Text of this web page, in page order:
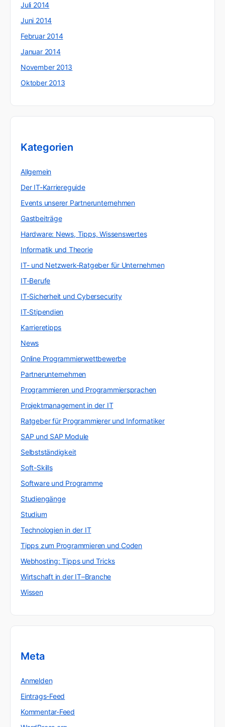
Juli 2014
Juni 2014
Februar 2014
Januar 2014
November 2013
Oktober 2013
Kategorien
Allgemein
Der IT-Karriereguide
Events unserer Partnerunternehmen
Gastbeiträge
Hardware: News, Tipps, Wissenswertes
Informatik und Theorie
IT- und Netzwerk-Ratgeber für Unternehmen
IT-Berufe
IT-Sicherheit und Cybersecurity
IT-Stipendien
Karrieretipps
News
Online Programmierwettbewerbe
Partnerunternehmen
Programmieren und Programmiersprachen
Projektmanagement in der IT
Ratgeber für Programmierer und Informatiker
SAP und SAP Module
Selbstständigkeit
Soft-Skills
Software und Programme
Studiengänge
Studium
Technologien in der IT
Tipps zum Programmieren und Coden
Webhosting: Tipps und Tricks
Wirtschaft in der IT–Branche
Wissen
Meta
Anmelden
Eintrags-Feed
Kommentar-Feed